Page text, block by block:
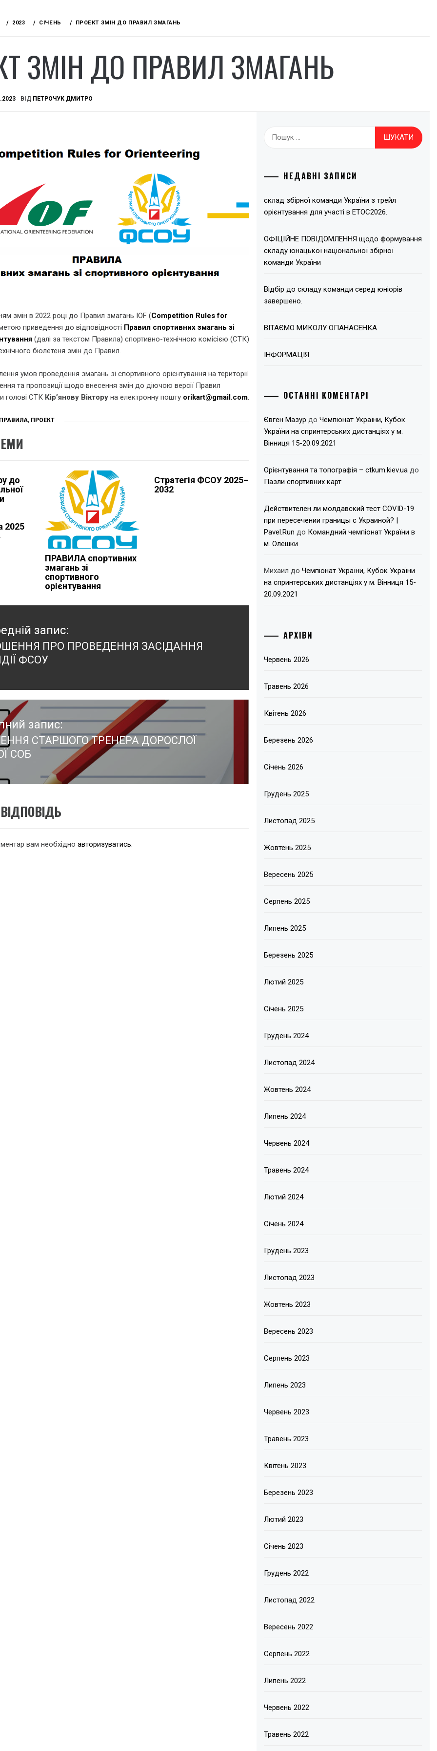
2023 СІЧЕНЬ ПРОЕКТ ЗМІН ДО ПРАВИЛ ЗМАГАНЬ
ЗМІН ДО ПРАВИЛ ЗМАГАНЬ
ВІД ПЕТРОЧУК ДМИТРО
змін в 2022 році до Правил змагань IOF (Competition Rules for
приведення до відповідності Правил спортивних змагань зі
(далі за текстом Правила) спортивно-технічною комісією (СТК)
бюлетеня змін до Правил.
умов проведення змагань зі спортивного орієнтування на території
та пропозиції щодо внесення змін до діючою версії Правил
голові СТК Кір’янову Віктору на електронну пошту orikart@gmail.com.
ПРАВИЛА, ПРОЕКТ
до
2025
ПРАВИЛА спортивних
змагань зі
спортивного
орієнтування
Стратегія ФСОУ 2025–
2032
запис:
ПРО ПРОВЕДЕННЯ ЗАСІДАННЯ
ФСОУ
запис:
СТАРШОГО ТРЕНЕРА ДОРОСЛОЇ
СОБ
вам необхідно авторизуватись.
НЕДАВНІ ЗАПИСИ
склад збірної команди України з трейл
орієнтування для участі в ЕТОС2026.
ОФІЦІЙНЕ ПОВІДОМЛЕННЯ щодо формування
складу юнацької національної збірної
команди України
Відбір до складу команди серед юніорів
завершено.
ВІТАЄМО МИКОЛУ ОПАНАСЕНКА
ІНФОРМАЦІЯ
ОСТАННІ КОМЕНТАРІ
Євген Мазур доЧемпіонат України, Кубок
України на спринтерських дистанціях у м.
Вінниця 15-20.09.2021
Орієнтування та топографія – ctkum.kiev.ua до
Пазли спортивних карт
Действителен ли молдавский тест COVID-19
при пересечении границы с Украиной? |
Pavel.Run до Командний чемпіонат України в
м. Олешки
Михаил доЧемпіонат України, Кубок України
на спринтерських дистанціях у м. Вінниця 15-
20.09.2021
АРХІВИ
Червень 2026
Травень 2026
Квітень 2026
Березень 2026
Січень 2026
Грудень 2025
Листопад 2025
Жовтень 2025
Вересень 2025
Серпень 2025
Липень 2025
Березень 2025
Лютий 2025
Січень 2025
Грудень 2024
Листопад 2024
Жовтень 2024
Липень 2024
Червень 2024
Травень 2024
Лютий 2024
Січень 2024
Грудень 2023
Листопад 2023
Жовтень 2023
Вересень 2023
Серпень 2023
Липень 2023
Червень 2023
Травень 2023
Квітень 2023
Березень 2023
Лютий 2023
Січень 2023
Грудень 2022
Листопад 2022
Вересень 2022
Серпень 2022
Липень 2022
Червень 2022
Травень 2022